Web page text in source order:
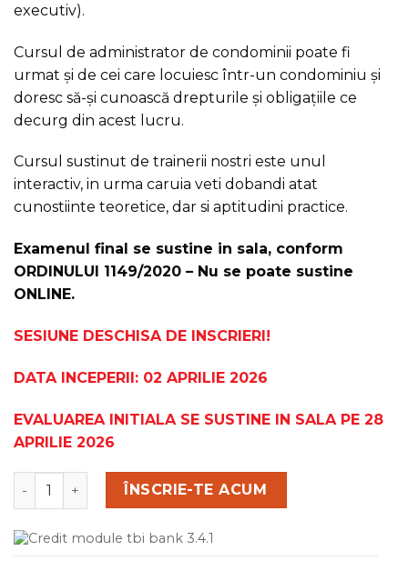
executiv).
Cursul de administrator de condominii poate fi
urmat și de cei care locuiesc într-un condominiu și
doresc să-și cunoască drepturile și obligațiile ce
decurg din acest lucru.
Cursul sustinut de trainerii nostri este unul
interactiv, in urma caruia veti dobandi atat
cunostiinte teoretice, dar si aptitudini practice.
Examenul final se sustine in sala, conform
ORDINULUI 1149/2020 – Nu se poate sustine
ONLINE.
SESIUNE DESCHISA DE INSCRIERI!
DATA INCEPERII: 02 APRILIE 2026
EVALUAREA INITIALA SE SUSTINE IN SALA PE 28
APRILIE 2026
Curs administrator de bloc (condominii) cu perioadă
ÎNSCRIE-TE ACUM